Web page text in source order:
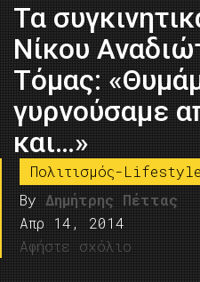
Τα
Νίκου
Τόμας:
γυρνούσαμε
και…»
Πολιτισμός-Lifestyle
By Δημήτρης Πέττας
Απρ 14, 2014
Αφήστε σχόλιο